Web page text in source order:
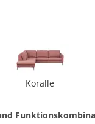
Koralle